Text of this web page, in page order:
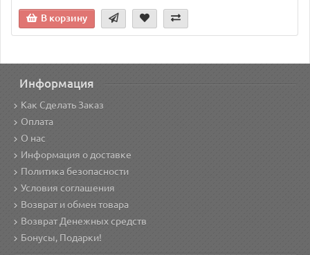
В корзину
Информация
Как Сделать Заказ
Оплата
О нас
Информация о доставке
Политика безопасности
Условия соглашения
Возврат и обмен товара
Возврат Денежных средств
Бонусы, Подарки!